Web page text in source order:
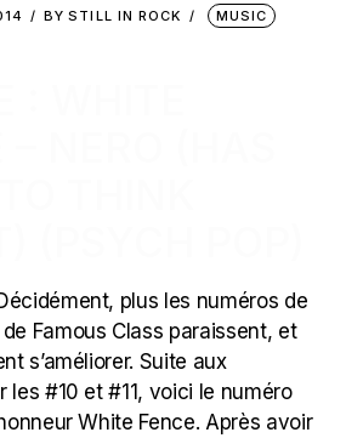
BY STILL IN ROCK
MUSIC
plus les numéros de
Famous Class paraissent, et
s’améliorer. Suite aux
les #10 et #11, voici le numéro
White Fence. Après avoir